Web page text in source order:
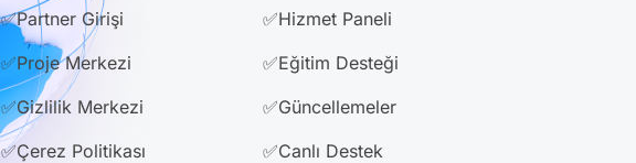
✅Partner Girişi
✅Proje Merkezi
✅Gizlilik Merkezi
✅Çerez Politikası
✅Hizmet Paneli
✅Eğitim Desteği
✅Güncellemeler
✅Canlı Destek